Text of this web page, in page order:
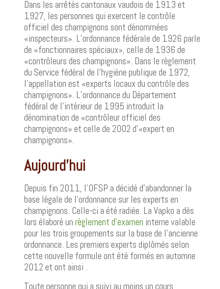
Dans les arrêtés cantonaux vaudois de 1913 et
1927, les personnes qui exercent le contrôle
officiel des champignons sont dénommées
«inspecteurs». L’ordonnance fédérale de 1926 parle
de «fonctionnaires spéciaux», celle de 1936 de
«contrôleurs des champignons». Dans le règlement
du Service fédéral de l’hygiène publique de 1972,
l’appellation est «experts locaux du contrôle des
champignons». L’ordonnance du Département
fédéral de l’intérieur de 1995 introduit la
dénomination de «contrôleur officiel des
champignons» et celle de 2002 d’«expert en
champignons».
Aujourd’hui
Depuis fin 2011, l'OFSP a décidé d'abandonner la
base légale de l'ordonnance sur les experts en
champignons. Celle-ci a été radiée. La Vapko a dès
lors élaboré un règlement d'examen interne valable
pour les trois groupements sur la base de l'ancienne
ordonnance. Les premiers experts diplômés selon
cette nouvelle formule ont été formés en automne
2012 et ont ainsi .
Toute personne qui a suivi au moins un cours